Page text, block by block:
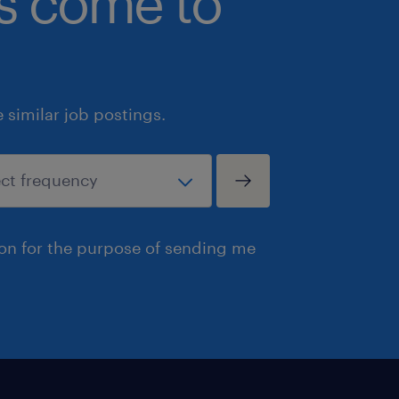
similar job postings.
for the purpose of sending me